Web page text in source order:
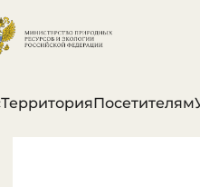
ТерриторияПосетителям